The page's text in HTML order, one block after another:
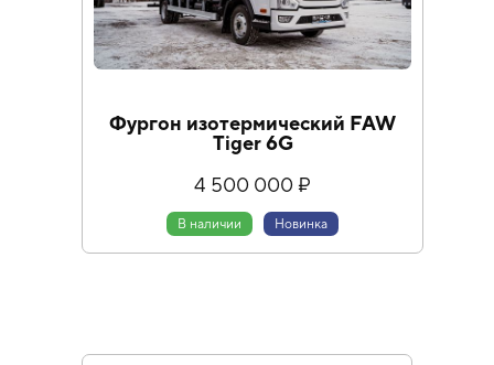
Фургон изотермический FAW
Tiger 6G
4 500 000 ₽
В наличии Новинка